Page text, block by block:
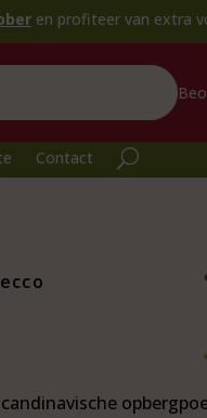
extra voordeel!
Contact